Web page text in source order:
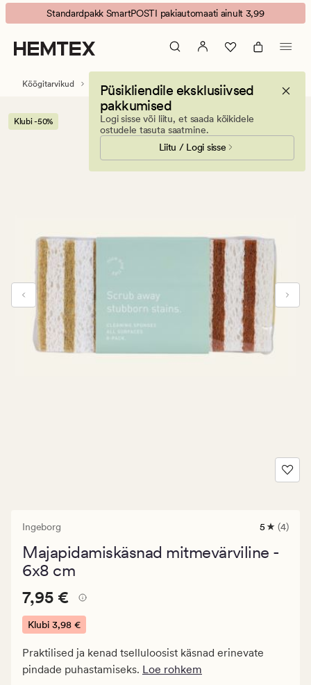
Ingeborg
majapidamiskäsnad
mitmevärviline
Animated
banner.
Press
ESCAPE
Standardpakk SmartPOSTI pakiautomaati ainult 3,99
Püsikliendile eksklusiivsed
pakkumised
Logi sisse või liitu, et saada kõikidele
ostudele tasuta saatmine.
Liitu / Logi sisse
Köögitarvikud Majapidamistarvikud Nõudepesuharjad
Klubi -50%
Ingeborg
4
keskmise
5 (4)
Majapidamiskäsnad mitmevärviline -
6x8 cm
Pris_ee
7,95
€.
3,98
€
Pris_ee 7,95 €
7,95 €
Klubi 3,98 €
Praktilised ja kenad tselluloosist käsnad erinevate
pindade puhastamiseks. Loe rohkem